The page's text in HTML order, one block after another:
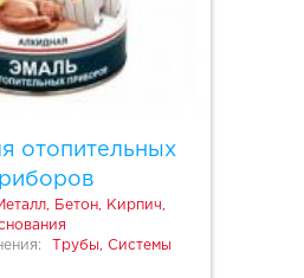
отопительных
Бетон, Кирпич,
Трубы, Системы